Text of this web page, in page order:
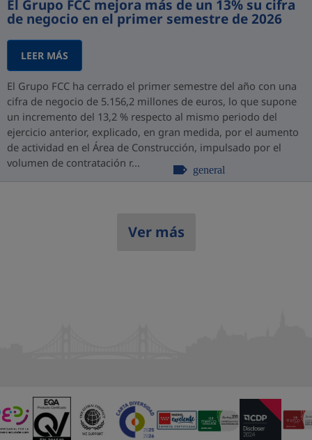
El Grupo FCC mejora más de un 13% su cifra
de negocio en el primer semestre de 2026
LEER MÁS
El Grupo FCC ha cerrado el primer semestre del año con una
cifra de negocio de 5.156,2 millones de euros, lo que supone
un incremento del 13,2 % respecto al mismo periodo del
ejercicio anterior, explicado, en gran medida, por el aumento
de actividad en el Área de Construcción, impulsado por el
volumen de contratación r...
general
Ver más